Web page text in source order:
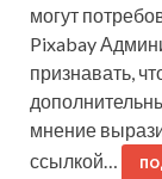
могут
Pixabay
признавать,
мнение
ссылкой…